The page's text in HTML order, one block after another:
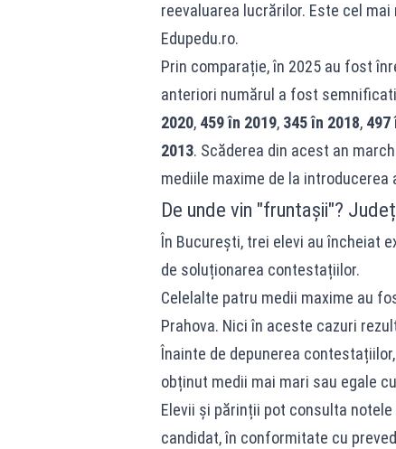
reevaluarea lucrărilor. Este cel
Edupedu.ro.
Prin comparație, în 2025 au fost
anteriori numărul a fost
2020, 459 în 2019, 345 în 2018, 497
2013. Scăderea din acest an
mediile maxime de la
De unde vin "fruntașii"?
În București, trei elevi au încheiat
de soluționarea contestațiilor.
Celelalte patru medii maxime au
Prahova. Nici în aceste cazuri
Înainte de depunerea
obținut medii mai mari sau egale
Elevii și părinții pot consulta
candidat, în conformitate cu